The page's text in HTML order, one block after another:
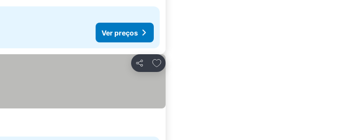
Ver preços
Partilhar
Adicionar aos favoritos